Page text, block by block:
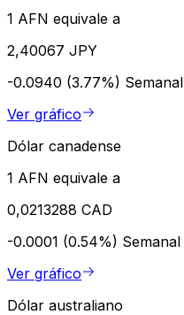
1 AFN equivale a
2,40067 JPY
-0.0940 (3.77%) Semanal
Ver gráfico
Dólar canadense
1 AFN equivale a
0,0213288 CAD
-0.0001 (0.54%) Semanal
Ver gráfico
Dólar australiano